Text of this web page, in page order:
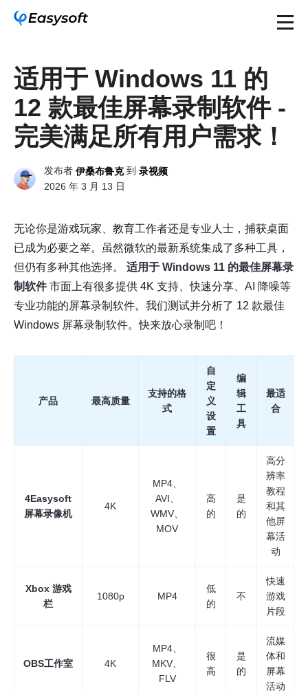
适用于 Windows 11 的
12 款最佳屏幕录制软件 -
完美满足所有用户需求！
发布者 伊桑布鲁克 到 录视频
2026 年 3 月 13 日
无论你是游戏玩家、教育工作者还是专业人士，捕获桌面
已成为必要之举。虽然微软的最新系统集成了多种工具，
但仍有多种其他选择。 适用于 Windows 11 的最佳屏幕录
制软件市面上有很多提供 4K 支持、快速分享、AI 降噪等
专业功能的屏幕录制软件。我们测试并分析了 12 款最佳
Windows 屏幕录制软件。快来放心录制吧！
产品 最高质量
支持的格
式
自
定
义
设
置
编
辑
工
具
最适
合
4Easysoft
屏幕录像机
4K
MP4、
AVI、
WMV、
MOV
高
的
是
的
高分
辨率
教程
和其
他屏
幕活
动
Xbox 游戏
栏
1080p MP4
低
的
不
快速
游戏
片段
OBS工作室 4K
MP4、
MKV、
FLV
很
高
是
的
流媒
体和
屏幕
活动